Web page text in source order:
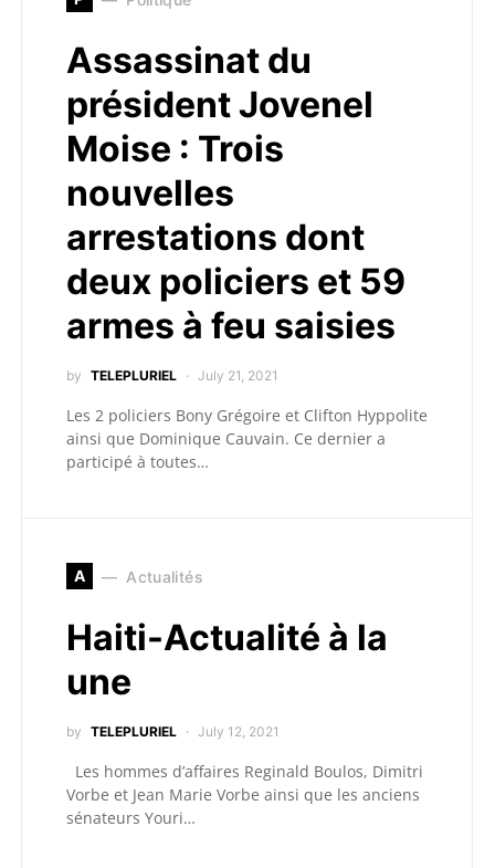
Assassinat du
président Jovenel
Moise : Trois
nouvelles
arrestations dont
deux policiers et 59
armes à feu saisies
by TELEPLURIEL July 21, 2021
Les 2 policiers Bony Grégoire et Clifton Hyppolite
ainsi que Dominique Cauvain. Ce dernier a
participé à toutes…
A Actualités
Haiti-Actualité à la
une
by TELEPLURIEL July 12, 2021
Les hommes d’affaires Reginald Boulos, Dimitri
Vorbe et Jean Marie Vorbe ainsi que les anciens
sénateurs Youri…